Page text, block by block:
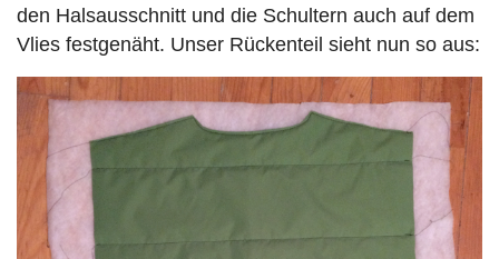
den Halsausschnitt und die Schultern auch auf dem
Vlies festgenäht. Unser Rückenteil sieht nun so aus: